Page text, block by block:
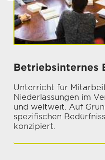
Betriebsinternes
Unterricht für
Niederlassungen im
und weltweit. Auf
spezifischen
konzipiert.